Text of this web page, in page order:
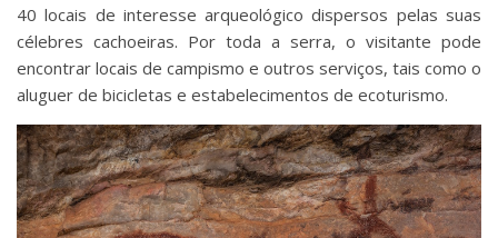
40 locais de interesse arqueológico dispersos pelas suas
célebres cachoeiras. Por toda a serra, o visitante pode
encontrar locais de campismo e outros serviços, tais como o
aluguer de bicicletas e estabelecimentos de ecoturismo.